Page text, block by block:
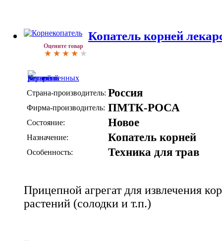
Оцените товар
Копатель корней
Страна-производитель: Россия
Фирма-производитель: ПМТК-РОСА
Состояние: Новое
Назначение: Копатель корней
Особенность: Техника для трав
Прицепной агрегат для извлечения
растений (солодки и т.п.)